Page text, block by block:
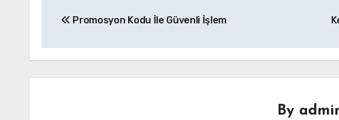
gezinmesi
Promosyon Kodu İle Güvenli İşlem
By